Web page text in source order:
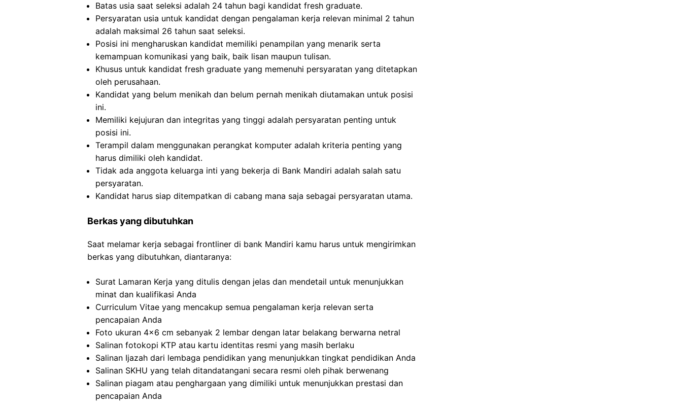
Batas usia saat seleksi adalah 24 tahun bagi kandidat fresh graduate.
Persyaratan usia untuk kandidat dengan pengalaman kerja relevan minimal 2 tahun
adalah maksimal 26 tahun saat seleksi.
Posisi ini mengharuskan kandidat memiliki penampilan yang menarik serta
kemampuan komunikasi yang baik, baik lisan maupun tulisan.
Khusus untuk kandidat fresh graduate yang memenuhi persyaratan yang ditetapkan
oleh perusahaan.
Kandidat yang belum menikah dan belum pernah menikah diutamakan untuk posisi
ini.
Memiliki kejujuran dan integritas yang tinggi adalah persyaratan penting untuk
posisi ini.
Terampil dalam menggunakan perangkat komputer adalah kriteria penting yang
harus dimiliki oleh kandidat.
Tidak ada anggota keluarga inti yang bekerja di Bank Mandiri adalah salah satu
persyaratan.
Kandidat harus siap ditempatkan di cabang mana saja sebagai persyaratan utama.
Berkas yang dibutuhkan
Saat melamar kerja sebagai frontliner di bank Mandiri kamu harus untuk mengirimkan
berkas yang dibutuhkan, diantaranya:
Surat Lamaran Kerja yang ditulis dengan jelas dan mendetail untuk menunjukkan
minat dan kualifikasi Anda
Curriculum Vitae yang mencakup semua pengalaman kerja relevan serta
pencapaian Anda
Foto ukuran 4×6 cm sebanyak 2 lembar dengan latar belakang berwarna netral
Salinan fotokopi KTP atau kartu identitas resmi yang masih berlaku
Salinan Ijazah dari lembaga pendidikan yang menunjukkan tingkat pendidikan Anda
Salinan SKHU yang telah ditandatangani secara resmi oleh pihak berwenang
Salinan piagam atau penghargaan yang dimiliki untuk menunjukkan prestasi dan
pencapaian Anda